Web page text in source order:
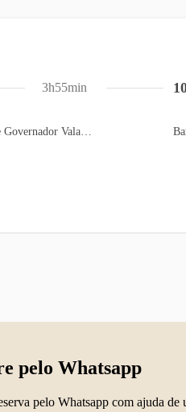
Terminal Rodoviário de Governador Valadares
3h55min
pelo Whatsapp
pelo Whatsapp com ajuda de